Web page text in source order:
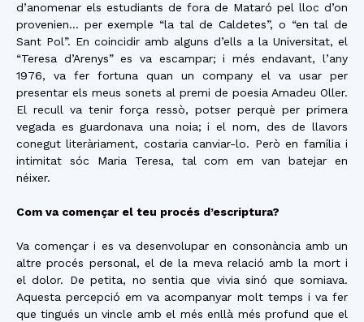
d’anomenar els estudiants de fora de Mataró pel lloc d’on
provenien… per exemple “la tal de Caldetes”, o “en tal de
Sant Pol”. En coincidir amb alguns d’ells a la Universitat, el
“Teresa d’Arenys” es va escampar; i més endavant, l’any
1976, va fer fortuna quan un company el va usar per
presentar els meus sonets al premi de poesia Amadeu Oller.
El recull va tenir força ressò, potser perquè per primera
vegada es guardonava una noia; i el nom, des de llavors
conegut literàriament, costaria canviar-lo. Però en família i
intimitat sóc Maria Teresa, tal com em van batejar en
néixer.
Com va començar el teu procés d’escriptura?
Va començar i es va desenvolupar en consonància amb un
altre procés personal, el de la meva relació amb la mort i
el dolor. De petita, no sentia que vivia sinó que somiava.
Aquesta percepció em va acompanyar molt temps i va fer
que tingués un vincle amb el més enllà més profund que el